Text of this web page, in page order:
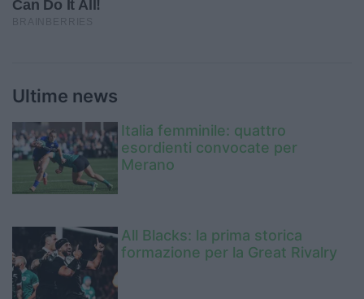
Ultime news
Italia femminile: quattro
esordienti convocate per
Merano
All Blacks: la prima storica
formazione per la Great Rivalry